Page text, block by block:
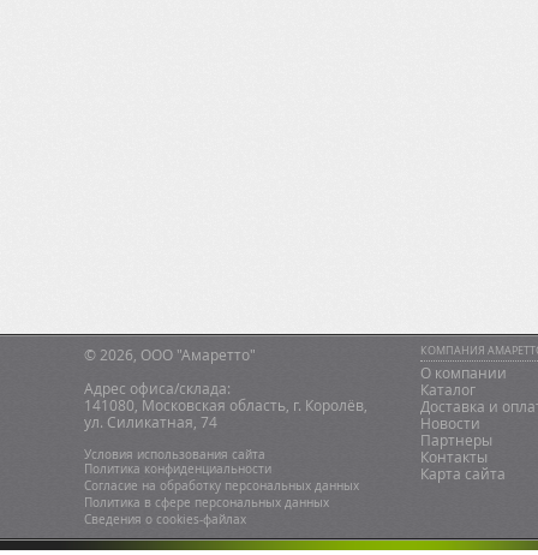
© 2026, ООО "Амаретто"
Адрес офиса/склада:
141080, Московская область, г. Королёв,
ул. Силикатная, 74
Условия использования сайта
Политика конфиденциальности
Согласие на обработку персональных данных
Политика в сфере персональных данных
Сведения о сookies-файлах
КОМПАНИЯ
О компании
Каталог
Доставка и
Новости
Партнеры
Контакты
Карта сайта